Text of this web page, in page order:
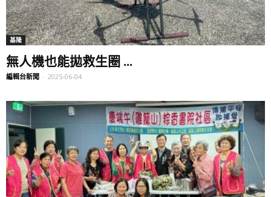
基隆
無人機也能拋救生圈 ...
編輯台新聞 - 2025-06-04